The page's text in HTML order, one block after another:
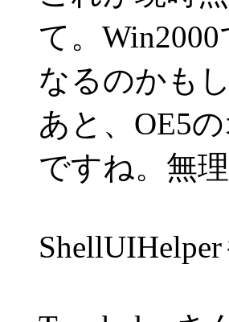
て。
なるのかも
あと、OE5
ですね。無